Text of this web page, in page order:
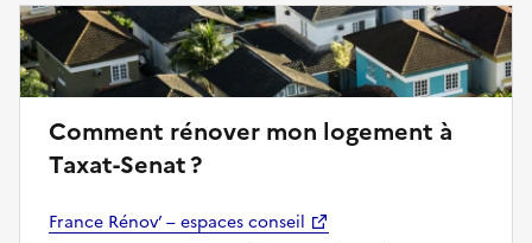
Comment rénover mon logement à
Taxat-Senat ?
France Rénov’ – espaces conseil